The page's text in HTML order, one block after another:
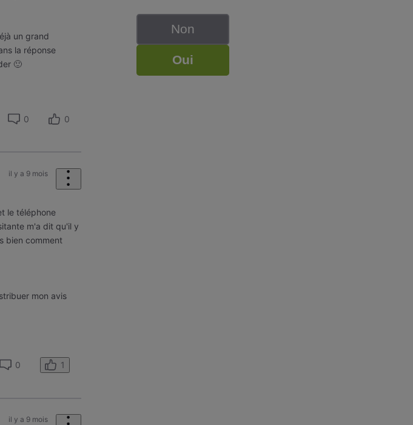
un grand
la réponse
🙂
0 0
il y a 9 mois
le téléphone
m'a dit qu'il y
bien comment
mon avis
0 1
il y a 9 mois
Non
Oui